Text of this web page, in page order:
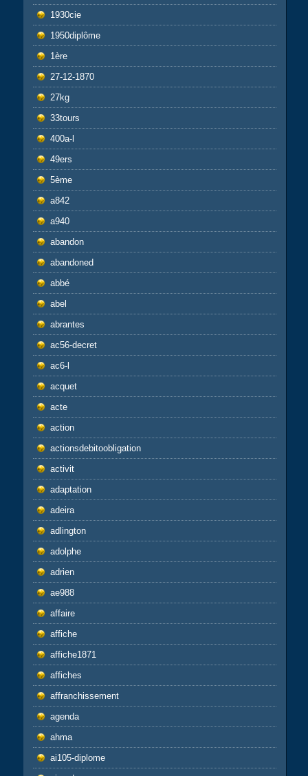
1930cie
1950diplôme
1ère
27-12-1870
27kg
33tours
400a-l
49ers
5ème
a842
a940
abandon
abandoned
abbé
abel
abrantes
ac56-decret
ac6-l
acquet
acte
action
actionsdebitoobligation
activit
adaptation
adeira
adlington
adolphe
adrien
ae988
affaire
affiche
affiche1871
affiches
affranchissement
agenda
ahma
ai105-diplome